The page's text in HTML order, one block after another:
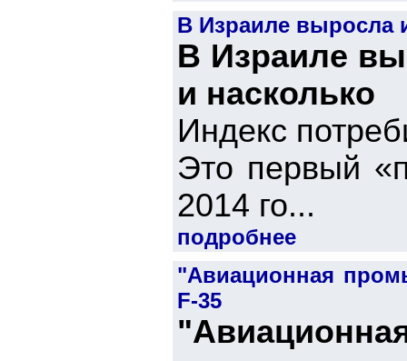
В Израиле выросла
В Израиле
и насколько
Индекс
Это первый
2014 го...
подробнее
"Авиационная
F-35